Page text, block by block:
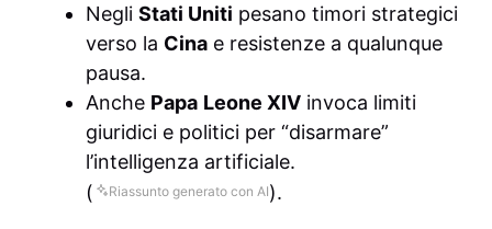
Negli Stati Uniti pesano timori strategici
verso la Cina e resistenze a qualunque
pausa.
Anche Papa Leone XIV invoca limiti
giuridici e politici per “disarmare”
l’intelligenza artificiale.
(
Riassunto generato con AI).